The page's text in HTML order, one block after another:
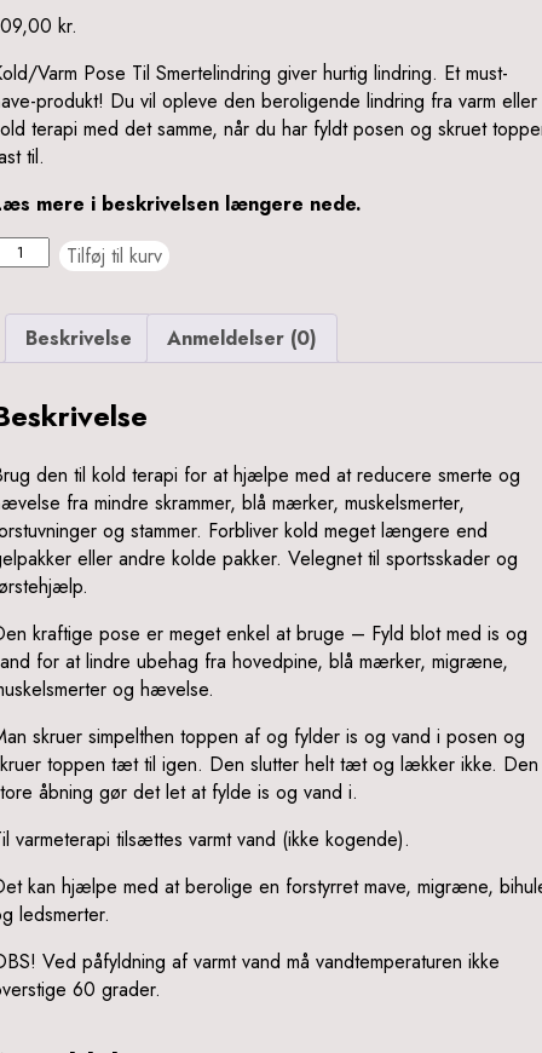
kr.
Varm Pose Til Smertelindring giver hurtig lindring. Et must-
produkt! Du vil opleve den beroligende lindring fra varm eller
terapi med det samme, når du har fyldt posen og skruet
til.
mere i beskrivelsen længere nede.
VarmTilføj til kurv
Beskrivelse Anmeldelser (0)
den til kold terapi for at hjælpe med at reducere smerte og
fra mindre skrammer, blå mærker, muskelsmerter,
og stammer. Forbliver kold meget længere end
eller andre kolde pakker. Velegnet til sportsskader og
kraftige pose er meget enkel at bruge – Fyld blot med is og
for at lindre ubehag fra hovedpine, blå mærker, migræne,
og hævelse.
skruer simpelthen toppen af og fylder is og vand i posen og
toppen tæt til igen. Den slutter helt tæt og lækker ikke. Den
åbning gør det let at fylde is og vand i.
varmeterapi tilsættes varmt vand (ikke kogende).
kan hjælpe med at berolige en forstyrret mave, migræne,
ledsmerter.
Ved påfyldning af varmt vand må vandtemperaturen ikke
60 grader.